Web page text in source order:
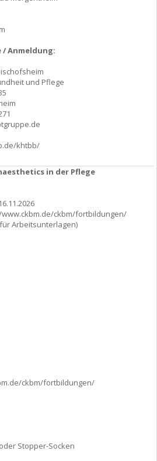
Anmeldung:
und Pflege
khtbb/
in der Pflege
ckbm/fortbildungen/
für Arbeitsunterlagen)
ckbm/fortbildungen/
Stopper-Socken